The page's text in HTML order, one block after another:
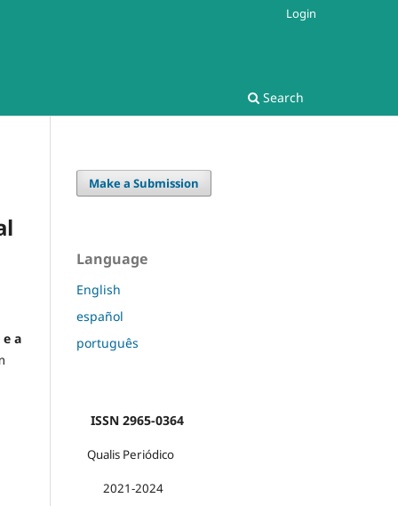
Search
Login
a
Make a Submission
Language
English
español
português
ISSN 2965-0364
Qualis Periódico
2021-2024